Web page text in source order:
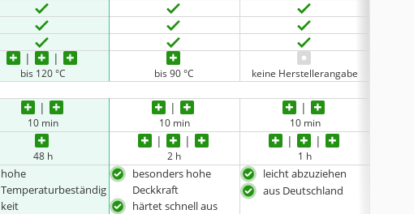
bis 120 °C bis 90 °C keine Herstellerangabe
10 min 10 min 10 min
48 h 2 h 1 h
hohe
Temperaturbeständig
keit
besonders hohe
Deckkraft
härtet schnell aus
leicht abzuziehen
aus Deutschland